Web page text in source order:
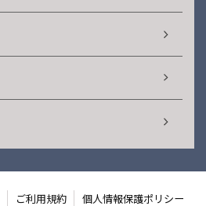
ご利用規約 個人情報保護ポリシー